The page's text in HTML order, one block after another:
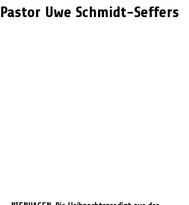
Pastor Uwe Schmidt-Seffers